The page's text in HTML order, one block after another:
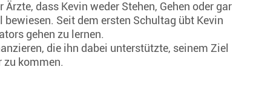
dass Kevin weder Stehen, Gehen oder gar
Seit dem ersten Schultag übt Kevin
gehen zu lernen.
die ihn dabei unterstützte, seinem Ziel
zu kommen.